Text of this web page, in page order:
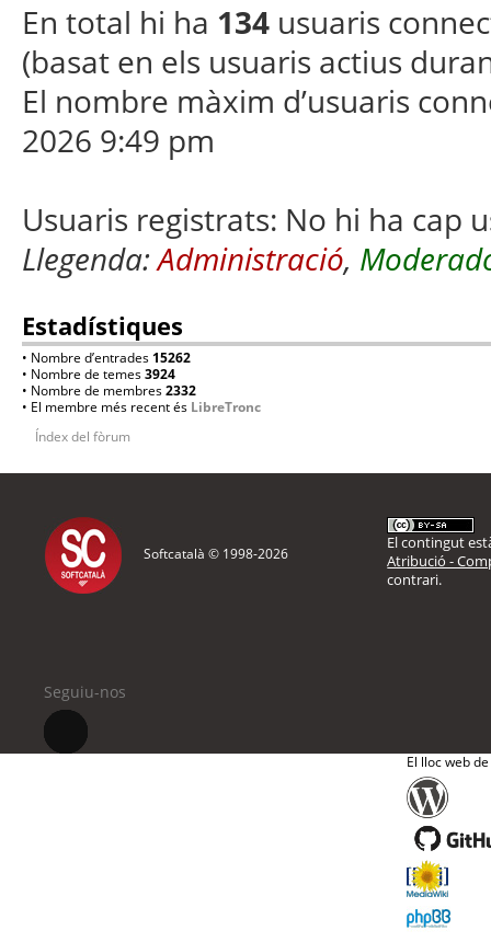
En total hi ha 134 usuaris
(basat en els usuaris actius
El nombre màxim d’usuaris
2026 9:49 pm
Usuaris registrats: No hi ha cap
Llegenda:Administració,
Estadístiques
• Nombre d’entrades 15262
• Nombre de temes3924
• Nombre de membres2332
• El membre més recent és LibreTronc
Índex del fòrum
Softcatalà © 1998-2026
El contingut
Atribució -
contrari.
Seguiu-nos
El lloc web